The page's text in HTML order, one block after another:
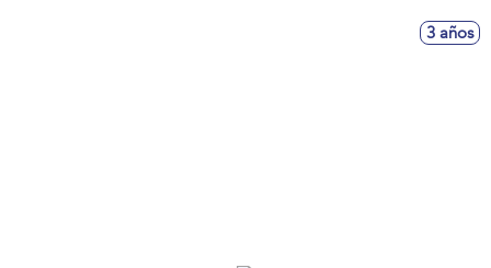
3 años